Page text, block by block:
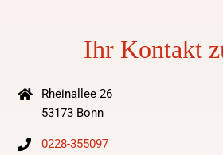
Ihr Kontakt
Rheinallee 26
53173 Bonn
0228-355097